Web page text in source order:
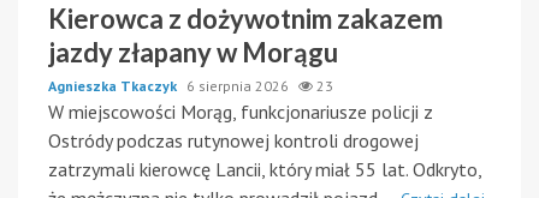
Kierowca z dożywotnim zakazem
jazdy złapany w Morągu
Agnieszka Tkaczyk 6 sierpnia 2026 23
W miejscowości Morąg, funkcjonariusze policji z
Ostródy podczas rutynowej kontroli drogowej
zatrzymali kierowcę Lancii, który miał 55 lat. Odkryto,